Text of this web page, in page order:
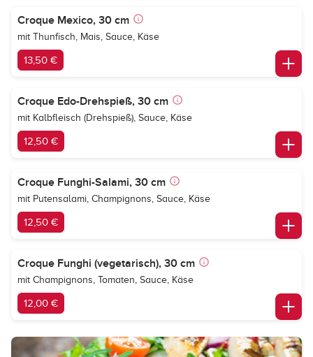
Croque Mexico, 30 cm
mit Thunfisch, Mais, Sauce, Käse
13,50 €
Croque Edo-Drehspieß, 30 cm
mit Kalbfleisch (Drehspieß), Sauce, Käse
12,50 €
Croque Funghi-Salami, 30 cm
mit Putensalami, Champignons, Sauce, Käse
12,50 €
Croque Funghi (vegetarisch), 30 cm
mit Champignons, Tomaten, Sauce, Käse
12,00 €